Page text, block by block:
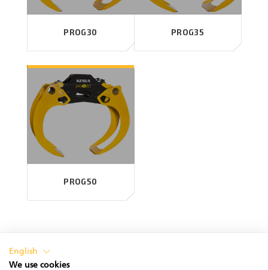
PROG30 PROG35
PROG50
English
We use cookies